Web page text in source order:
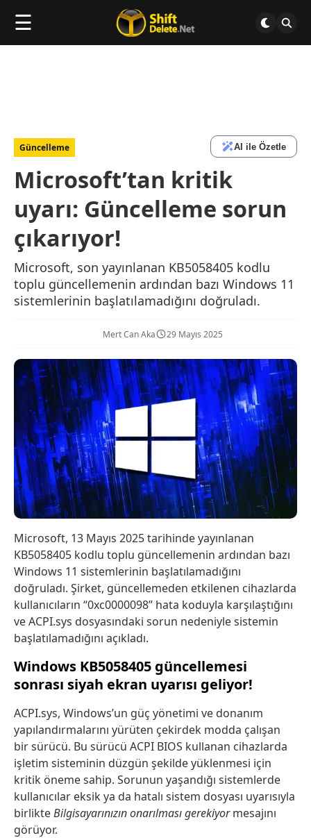
☰
Güncelleme AI ile Özetle
Microsoft’tan kritik
uyarı: Güncelleme sorun
çıkarıyor!
Microsoft, son yayınlanan KB5058405 kodlu
toplu güncellemenin ardından bazı Windows 11
sistemlerinin başlatılamadığını doğruladı.
Mert Can Aka 29 Mayıs 2025
Microsoft, 13 Mayıs 2025 tarihinde yayınlanan
KB5058405 kodlu toplu güncellemenin ardından bazı
Windows 11 sistemlerinin başlatılamadığını
doğruladı. Şirket, güncellemeden etkilenen cihazlarda
kullanıcıların “0xc0000098” hata koduyla karşılaştığını
ve ACPI.sys dosyasındaki sorun nedeniyle sistemin
başlatılamadığını açıkladı.
Windows KB5058405 güncellemesi
sonrası siyah ekran uyarısı geliyor!
ACPI.sys, Windows’un güç yönetimi ve donanım
yapılandırmalarını yürüten çekirdek modda çalışan
bir sürücü. Bu sürücü ACPI BIOS kullanan cihazlarda
işletim sisteminin düzgün şekilde yüklenmesi için
kritik öneme sahip. Sorunun yaşandığı sistemlerde
kullanıcılar eksik ya da hatalı sistem dosyası uyarısıyla
birlikteBilgisayarınızın onarılması gerekiyormesajını
görüyor.